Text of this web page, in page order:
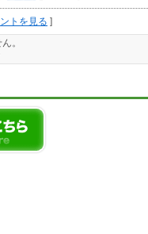
トを見る ]
。